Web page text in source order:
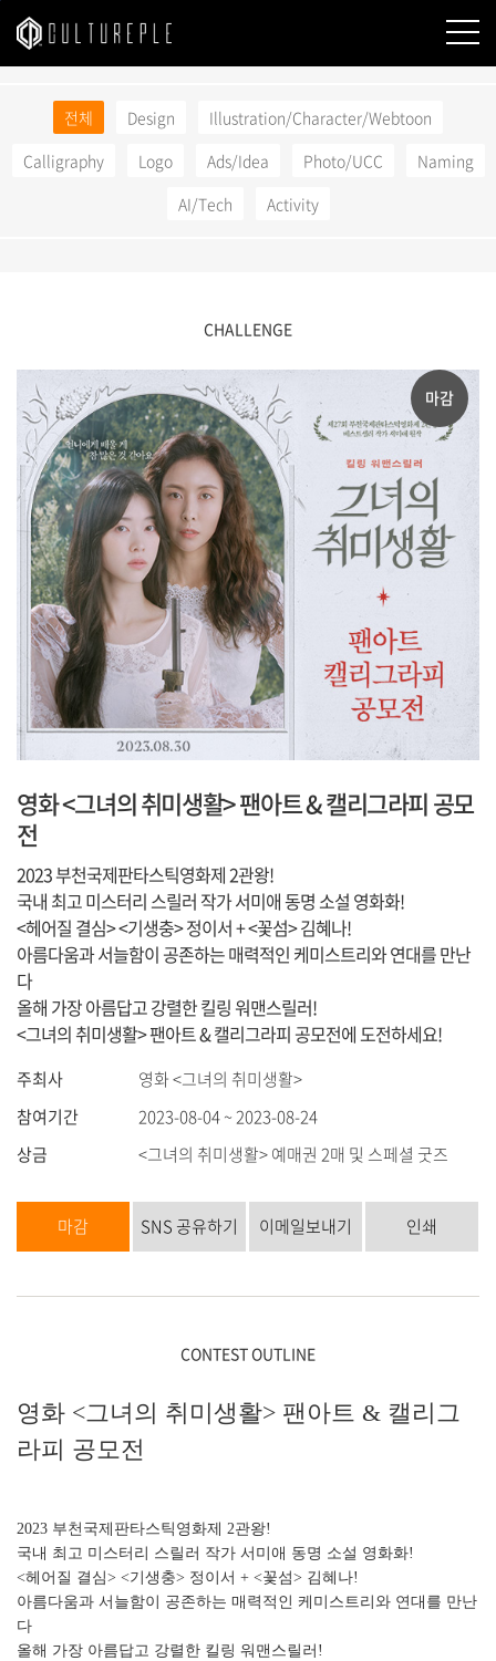
본문바로가기
전체 Design
Illustration/Character/Webtoon
Calligraphy
Logo Ads/Idea Photo/UCC
Naming
AI/Tech
Activity
CHALLENGE
마감
영화 <그녀의 취미생활> 팬아트 & 캘리그라피 공모
전
2023 부천국제판타스틱영화제 2관왕!
국내 최고 미스터리 스릴러 작가 서미애 동명 소설 영화화!
<헤어질 결심> <기생충> 정이서 + <꽃섬> 김혜나!
아름다움과 서늘함이 공존하는 매력적인 케미스트리와 연대를 만난
다
올해 가장 아름답고 강렬한 킬링 워맨스릴러!
<그녀의 취미생활> 팬아트 & 캘리그라피 공모전에 도전하세요!
주최사
영화 <그녀의 취미생활>
참여기간
2023-08-04 ~ 2023-08-24
상금
<그녀의 취미생활> 예매권 2매 및 스페셜 굿즈
마감 SNS 공유하기 이메일보내기 인쇄
CONTEST OUTLINE
영화 <그녀의 취미생활> 팬아트 & 캘리그
라피 공모전
2023 부천국제판타스틱영화제 2관왕!
국내 최고 미스터리 스릴러 작가 서미애 동명 소설 영화화!
<헤어질 결심> <기생충> 정이서 + <꽃섬> 김혜나!
아름다움과 서늘함이 공존하는 매력적인 케미스트리와 연대를 만난
다
올해 가장 아름답고 강렬한 킬링 워맨스릴러!